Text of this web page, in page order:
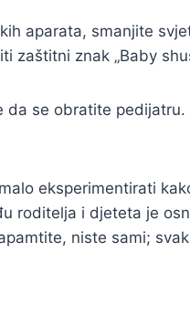
aparata, smanjite
znak „Baby
se obratite
eksperimentirati
roditelja i djeteta je
niste sami;